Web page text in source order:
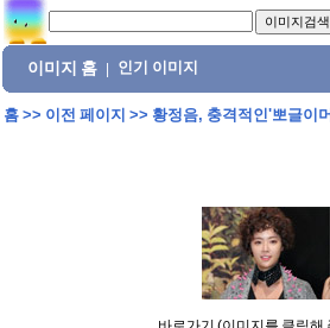
이미지 홈 인기 이미지
홈>> 이전 페이지 >> 황정음, 충격적인'뽀글이